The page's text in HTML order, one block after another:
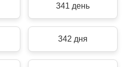
341 день
342 дня